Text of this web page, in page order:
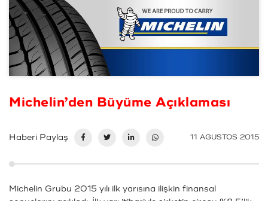
Michelin’den Büyüme Açıklaması
Haberi Paylaş 11 AGUSTOS 2015
Michelin Grubu 2015 yılı ilk yarısına ilişkin finansal